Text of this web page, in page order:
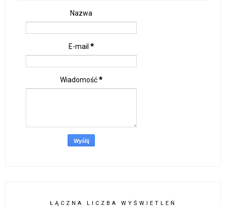
Nazwa
E-mail *
Wiadomość*
ŁĄCZNA LICZBA WYŚWIETLEŃ